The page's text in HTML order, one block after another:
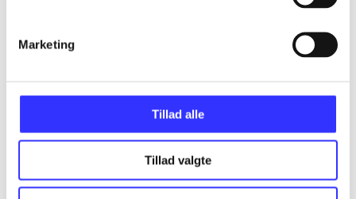
Marketing
Tillad alle
Tillad valgte
...
...